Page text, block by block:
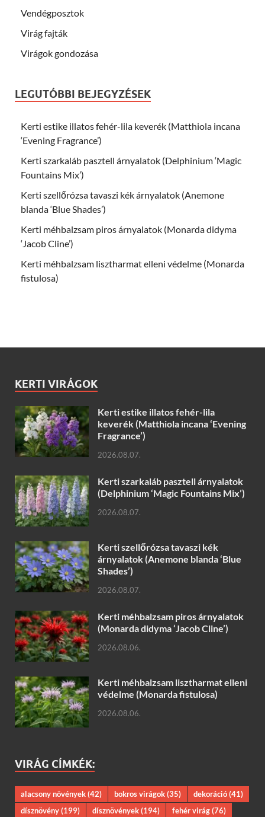
Vendégposztok
Virág fajták
Virágok gondozása
LEGUTÓBBI BEJEGYZÉSEK
Kerti estike illatos fehér-lila keverék (Matthiola incana
‘Evening Fragrance’)
Kerti szarkaláb pasztell árnyalatok (Delphinium ‘Magic
Fountains Mix’)
Kerti szellőrózsa tavaszi kék árnyalatok (Anemone
blanda ‘Blue Shades’)
Kerti méhbalzsam piros árnyalatok (Monarda didyma
‘Jacob Cline’)
Kerti méhbalzsam lisztharmat elleni védelme (Monarda
fistulosa)
KERTI VIRÁGOK
Kerti estike illatos fehér-lila
keverék (Matthiola incana ‘Evening
Fragrance’)
2026.08.07.
Kerti szarkaláb pasztell árnyalatok
(Delphinium ‘Magic Fountains Mix’)
2026.08.07.
Kerti szellőrózsa tavaszi kék
árnyalatok (Anemone blanda ‘Blue
Shades’)
2026.08.07.
Kerti méhbalzsam piros árnyalatok
(Monarda didyma ‘Jacob Cline’)
2026.08.06.
Kerti méhbalzsam lisztharmat elleni
védelme (Monarda fistulosa)
2026.08.06.
VIRÁG CÍMKÉK:
alacsony növények(42) bokros virágok(35) dekoráció(41)
dísznövény(199) dísznövények(194) fehér virág(76)